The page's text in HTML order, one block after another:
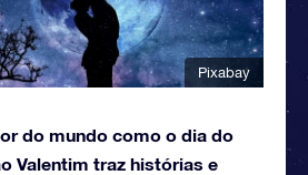
Pixabay
do mundo como o dia do
Valentim traz histórias e